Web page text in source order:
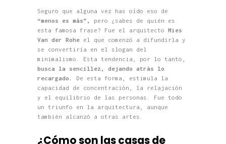
Seguro que alguna vez has oído eso de
“menos es más”,
pero ¿sabes de quién es
esta famosa frase? Fue el arquitecto Mies
Van der Rohe el que comenzó a difundirla y
se convertiría en el slogan del
minimalismo. Esta tendencia, por lo tanto,
busca la sencillez, dejando atrás lo
recargado.
De esta forma, estimula la
capacidad de concentración, la relajación
y el equilibrio de las personas. Fue todo
un triunfo en la arquitectura, aunque
también alcanzó a otras artes.
¿Cómo son las casas de